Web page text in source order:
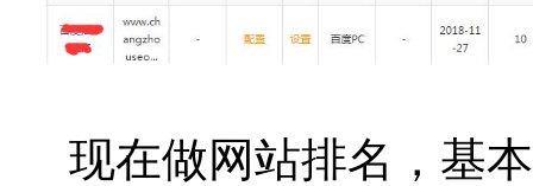
现在做网站排名，基